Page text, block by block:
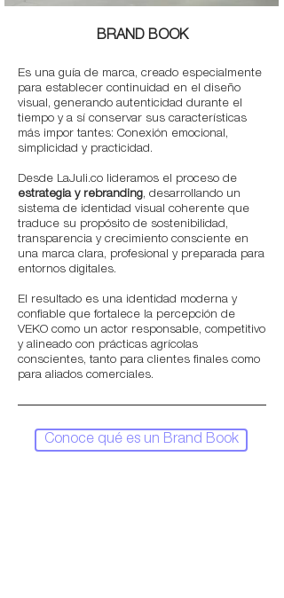
BRAND BOOK
Es una guía de marca, creado especialmente
para establecer continuidad en el diseño
visual, generando autenticidad durante el
tiempo y a sí conservar sus características
más impor tantes: Conexión emocional,
simplicidad y practicidad.
Desde LaJuli.co lideramos el proceso de
estrategia y rebranding, desarrollando un
sistema de identidad visual coherente que
traduce su propósito de sostenibilidad,
transparencia y crecimiento consciente en
una marca clara, profesional y preparada para
entornos digitales.
El resultado es una identidad moderna y
confiable que fortalece la percepción de
VEKO como un actor responsable, competitivo
y alineado con prácticas agrícolas
conscientes, tanto para clientes finales como
para aliados comerciales.
Conoce qué es un Brand Book